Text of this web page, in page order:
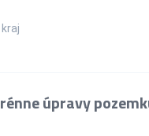
úpravy